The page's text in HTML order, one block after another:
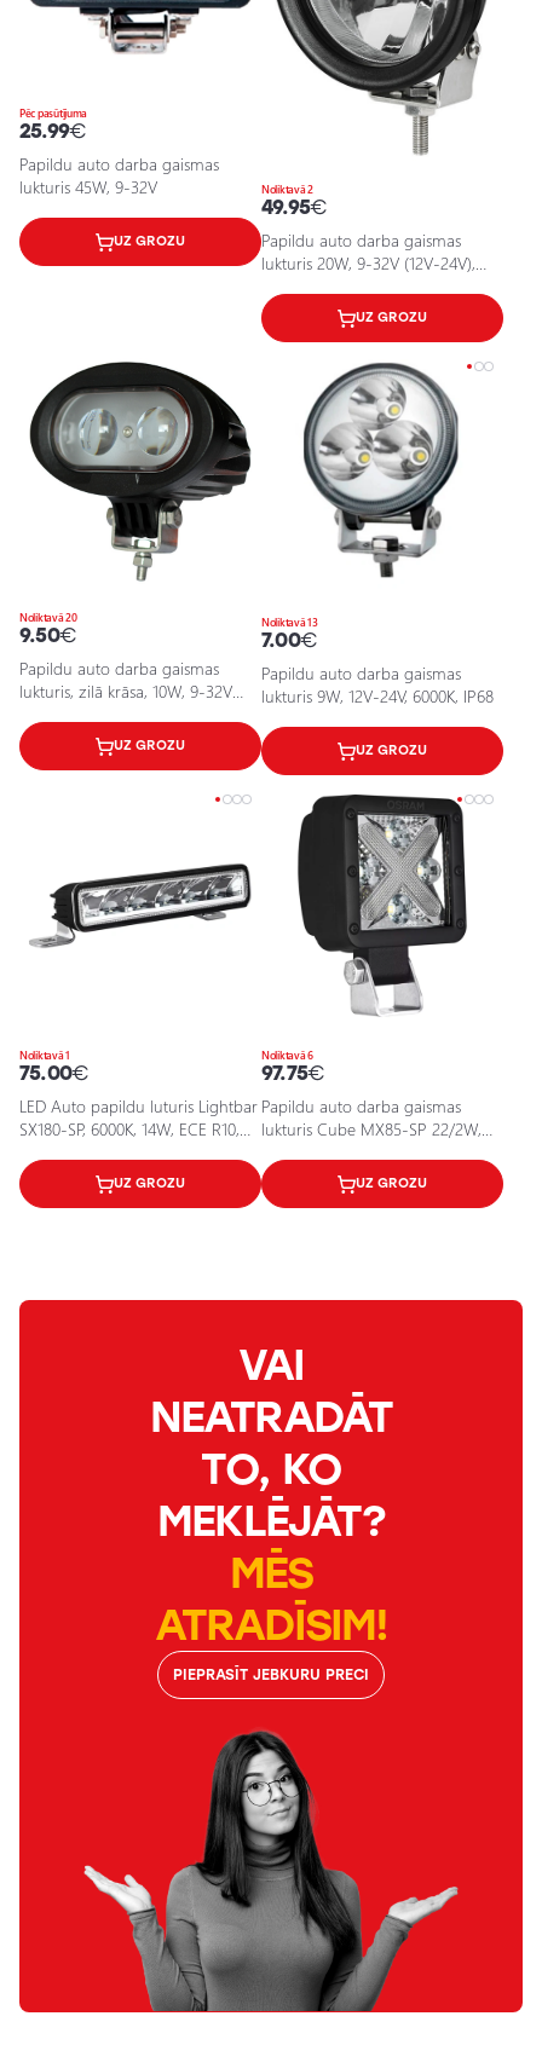
Pēc pasūtījuma
25.99€
Papildu auto darba gaismas
lukturis 45W, 9-32V
UZ GROZU
Noliktavā 2
49.95€
Papildu auto darba gaismas
lukturis 20W, 9-32V (12V-24V),
UZ GROZU
Noliktavā 20
9.50€
Papildu auto darba gaismas
lukturis, zilā krāsa, 10W, 9-32V
UZ GROZU
Noliktavā 13
7.00€
Papildu auto darba gaismas
lukturis 9W, 12V-24V, 6000K, IP68
UZ GROZU
Noliktavā 1
75.00€
LED Auto papildu luturis Lightbar
SX180-SP, 6000K, 14W, ECE R10,
UZ GROZU
Noliktavā 6
97.75€
Papildu auto darba gaismas
lukturis Cube MX85-SP 22/2W,
UZ GROZU
VAI
NEATRADĀT
TO, KO
MEKLĒJĀT?
MĒS
ATRADĪSIM!
PIEPRASĪT JEBKURU PRECI